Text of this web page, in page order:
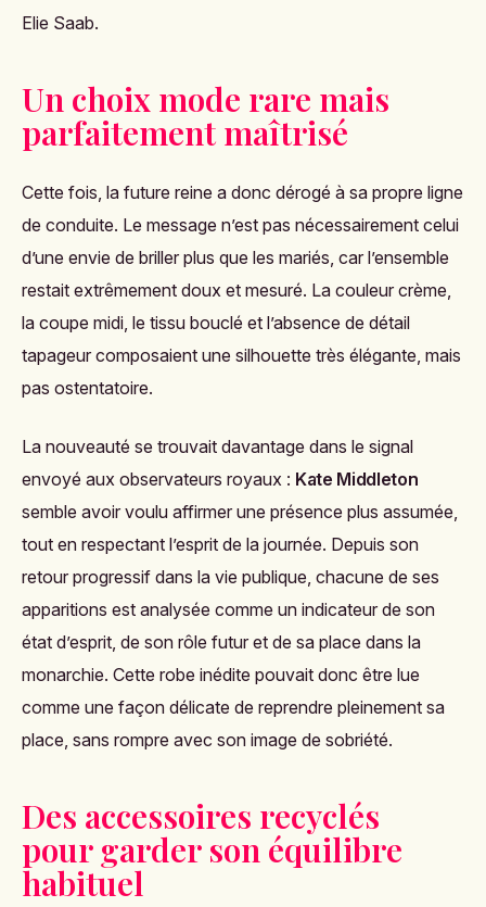
Elie Saab.
Un choix mode rare mais
parfaitement maîtrisé
Cette fois, la future reine a donc dérogé à sa propre ligne
de conduite. Le message n’est pas nécessairement celui
d’une envie de briller plus que les mariés, car l’ensemble
restait extrêmement doux et mesuré. La couleur crème,
la coupe midi, le tissu bouclé et l’absence de détail
tapageur composaient une silhouette très élégante, mais
pas ostentatoire.
La nouveauté se trouvait davantage dans le signal
envoyé aux observateurs royaux : Kate Middleton
semble avoir voulu affirmer une présence plus assumée,
tout en respectant l’esprit de la journée. Depuis son
retour progressif dans la vie publique, chacune de ses
apparitions est analysée comme un indicateur de son
état d’esprit, de son rôle futur et de sa place dans la
monarchie. Cette robe inédite pouvait donc être lue
comme une façon délicate de reprendre pleinement sa
place, sans rompre avec son image de sobriété.
Des accessoires recyclés
pour garder son équilibre
habituel